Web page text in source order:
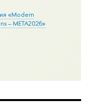
«Modern
– META2026»